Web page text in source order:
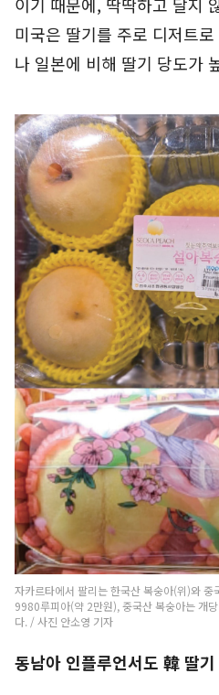
이기 때문에, 딱딱하고 달지
미국은 딸기를 주로 디저트
나 일본에 비해 딸기 당도가
자카르타에서 팔리는 한국산 복숭아(위)와
9980루피아(약 2만원), 중국산 복숭아는 개
다. / 사진 안소영 기자
동남아 인플루언서도 韓 딸